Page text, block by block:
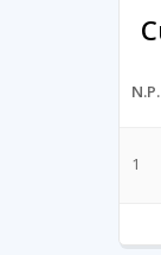
N.P.
1